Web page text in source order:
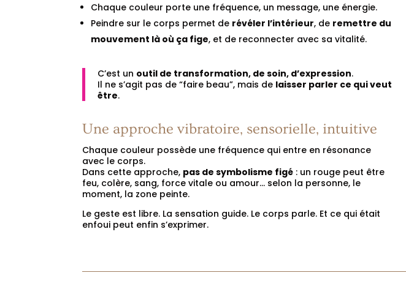
Chaque couleur porte une fréquence, un message, une énergie.
Peindre sur le corps permet de révéler l’intérieur, de remettre du
mouvement là où ça fige, et de reconnecter avec sa vitalité.
C’est un outil de transformation, de soin, d’expression.
Il ne s’agit pas de “faire beau”, mais de laisser parler ce qui veut
être.
Une approche vibratoire, sensorielle, intuitive
Chaque couleur possède une fréquence qui entre en résonance
avec le corps.
Dans cette approche, pas de symbolisme figé : un rouge peut être
feu, colère, sang, force vitale ou amour… selon la personne, le
moment, la zone peinte.
Le geste est libre. La sensation guide. Le corps parle. Et ce qui était
enfoui peut enfin s’exprimer.